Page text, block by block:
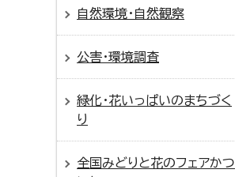
自然環境・自然観察
公害・環境調査
緑化・花いっぱいのまちづく
り
全国みどりと花のフェアかつ